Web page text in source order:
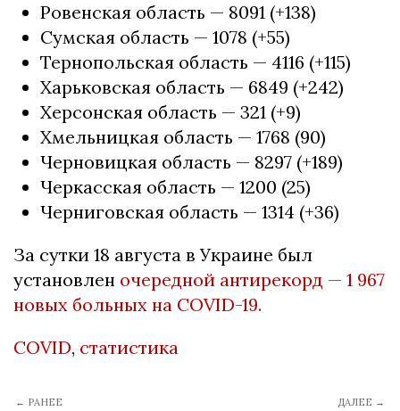
Ровенская область — 8091 (+138)
Сумская область — 1078 (+55)
Тернопольская область — 4116 (+115)
Харьковская область — 6849 (+242)
Херсонская область — 321 (+9)
Хмельницкая область — 1768 (90)
Черновицкая область — 8297 (+189)
Черкасская область — 1200 (25)
Черниговская область — 1314 (+36)
За сутки 18 августа в Украине был
установлен очередной антирекорд — 1 967
новых больных на COVID-19.
COVID, статистика
← РАНЕЕ ДАЛЕЕ →